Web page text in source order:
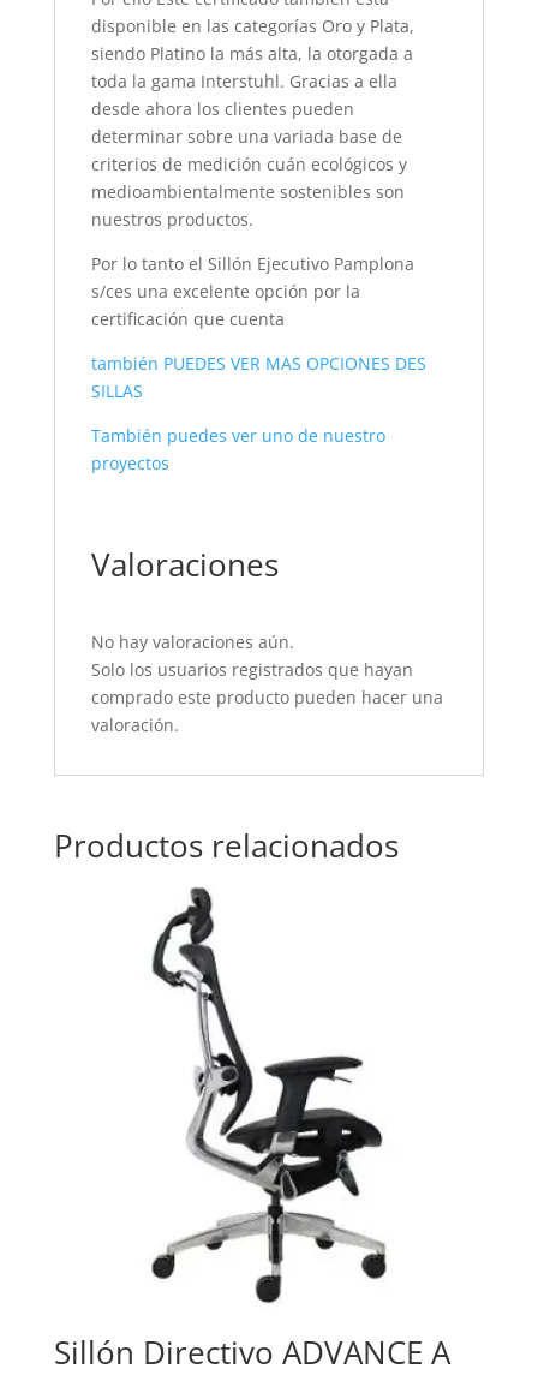
disponible en las categorías Oro y Plata,
siendo Platino la más alta, la otorgada a
toda la gama Interstuhl. Gracias a ella
desde ahora los clientes pueden
determinar sobre una variada base de
criterios de medición cuán ecológicos y
medioambientalmente sostenibles son
nuestros productos.
Por lo tanto el Sillón Ejecutivo Pamplona
s/ces una excelente opción por la
certificación que cuenta
también PUEDES VER MAS OPCIONES DES
SILLAS
También puedes ver uno de nuestro
proyectos
Valoraciones
No hay valoraciones aún.
Solo los usuarios registrados que hayan
comprado este producto pueden hacer una
valoración.
Productos relacionados
Sillón Directivo ADVANCE A